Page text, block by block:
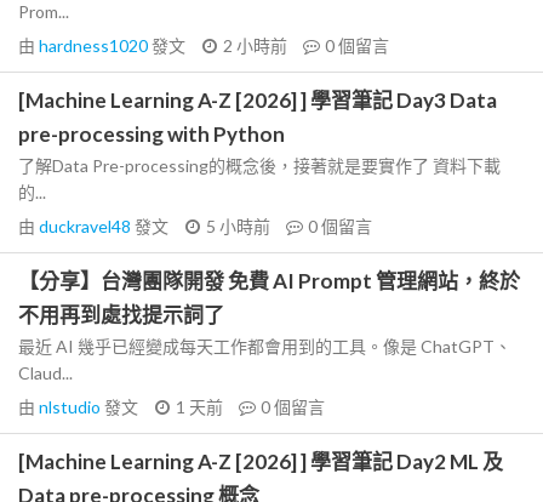
Prom...
由 hardness1020發文 2 小時前 0個留言
[Machine Learning A-Z [2026] ] 學習筆記 Day3 Data
pre-processing with Python
了解Data Pre-processing的概念後，接著就是要實作了 資料下載
的...
由 duckravel48 發文 5 小時前 0個留言
【分享】台灣團隊開發 免費 AI Prompt 管理網站，終於
不用再到處找提示詞了
最近 AI 幾乎已經變成每天工作都會用到的工具。像是 ChatGPT、
Claud...
由 nlstudio 發文 1 天前 0個留言
[Machine Learning A-Z [2026] ] 學習筆記 Day2 ML 及
Data pre-processing 概念